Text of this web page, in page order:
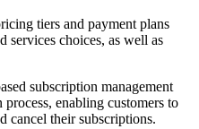
tiers and payment plans
services choices, as well as
subscription management
enabling customers to
cancel their subscriptions.